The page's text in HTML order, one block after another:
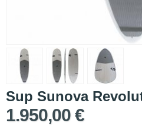
Sup Sunova
1.950,00 €